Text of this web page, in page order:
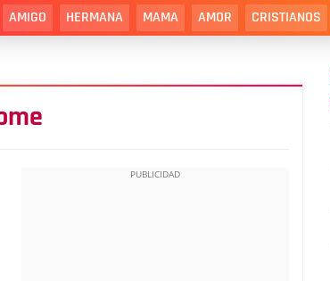
AMIGO HERMANA MAMA AMOR CRISTIANOS